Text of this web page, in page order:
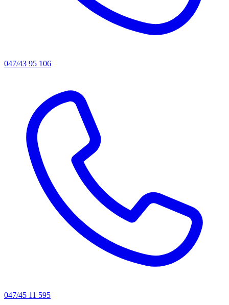
047/43 95 106
047/45 11 595